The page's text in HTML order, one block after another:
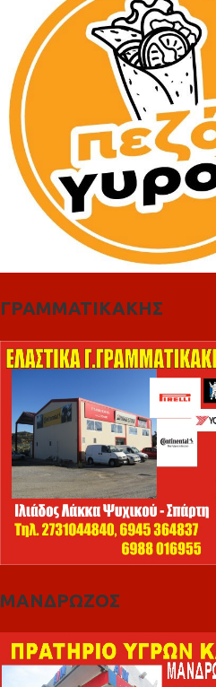
ΓΡΑΜΜΑΤΙΚΑΚΗΣ
ΜΑΝΔΡΩΖΟΣ